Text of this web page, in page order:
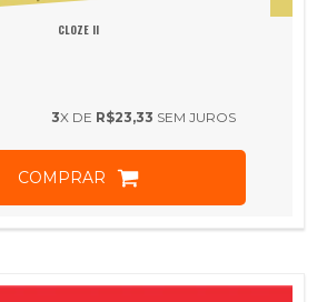
CLOZE II
3X DE R$23,33 SEM JUROS
COMPRAR